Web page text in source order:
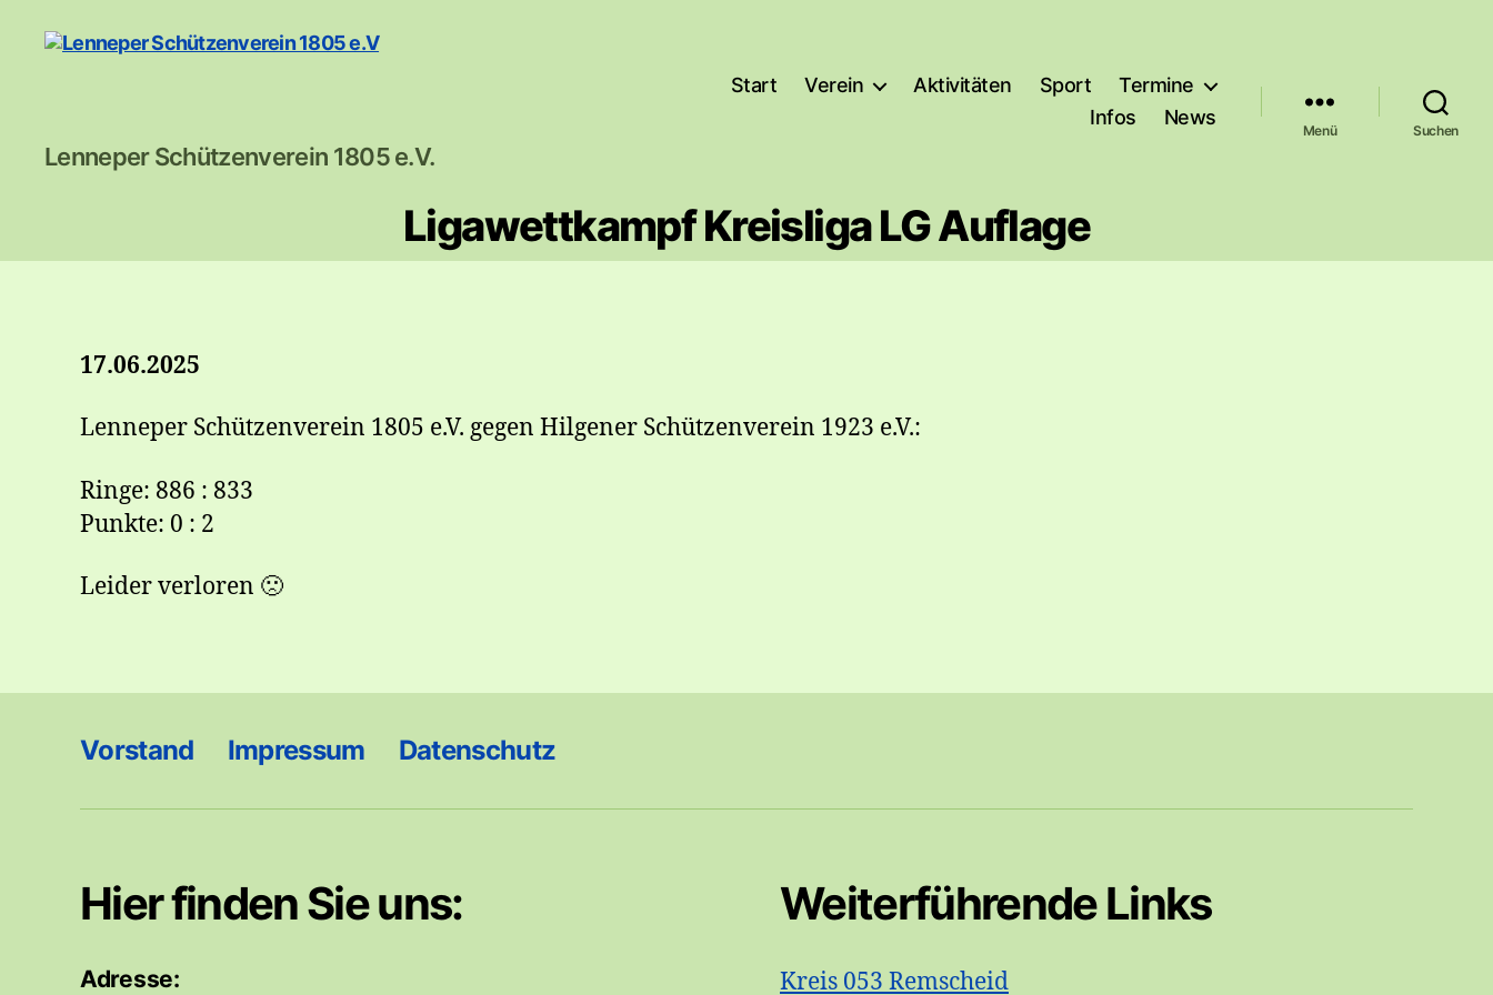
Schützenverein
Lenneper Schützenverein 1805 e.V.
Start Verein Aktivitäten Sport
Termine
Infos
News
Menü Suchen
Ligawettkampf Kreisliga LG Auflage
17.06.2025
Lenneper Schützenverein 1805 e.V. gegen Hilgener Schützenverein 1923 e.V.:
Ringe: 886 : 833
Punkte: 0 : 2
Leider verloren 🙁
Vorstand Impressum Datenschutz
Hier finden Sie uns:
Adresse:
Weiterführende Links
Kreis 053 Remscheid